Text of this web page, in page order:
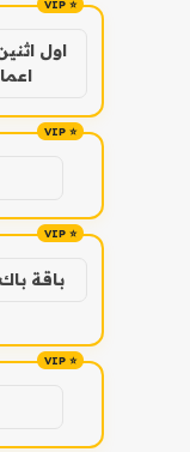
اول
باقة